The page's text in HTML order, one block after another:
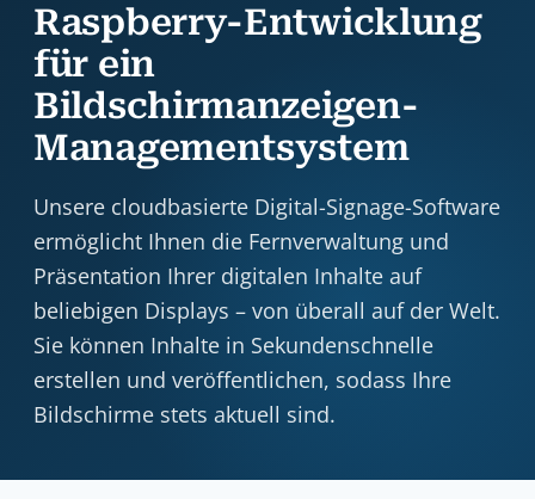
Raspberry-Entwicklung
für ein
Bildschirmanzeigen-
Managementsystem
Unsere cloudbasierte Digital-Signage-Software
ermöglicht Ihnen die Fernverwaltung und
Präsentation Ihrer digitalen Inhalte auf
beliebigen Displays – von überall auf der Welt.
Sie können Inhalte in Sekundenschnelle
erstellen und veröffentlichen, sodass Ihre
Bildschirme stets aktuell sind.